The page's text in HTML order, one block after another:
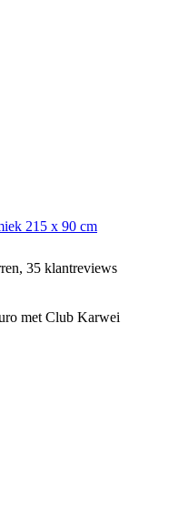
215 x 90 cm
35 klantreviews
met Club Karwei